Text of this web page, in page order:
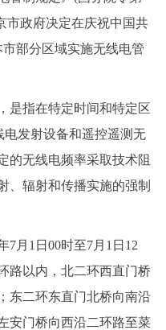
图说互动
市政府决定在庆祝中国共
部分区域实施无线电管
指在特定时间和特定区
发射设备和遥控遥测无
的无线电频率采取技术阻
、辐射和传播实施的强制
月1日00时至7月1日12
路以内，北二环西直门桥
东二环东直门北桥向南沿
安门桥向西沿二环路至菜